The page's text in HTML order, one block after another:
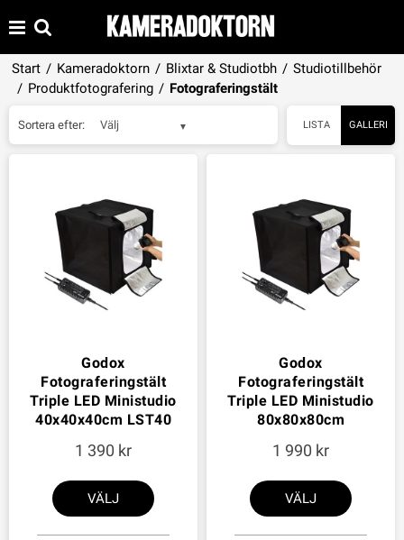
Start / Kameradoktorn / Blixtar & Studiotbh / Studiotillbehör
/ Produktfotografering / Fotograferingstält
LISTA GALLERI
Sortera efter: Välj
Godox
Fotograferingstält
Triple LED Ministudio
40x40x40cm LST40
1 390
VÄLJ
Godox
Fotograferingstält
Triple LED Ministudio
80x80x80cm
1 990
VÄLJ